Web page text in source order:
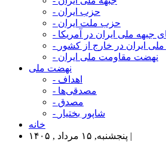
- حزب ایران
- حزب ملت ایران
جبهه ملی ایران در آمریکا
ملی ایران در خارج از کشور
- نهضت مقاومت ملی ایران
نهضت ملی
- اهداف
- مصدقی‌ها
- مصدق
- شاپور بختیار
خانه
پنجشنبه, ۱۵ مرداد , ۱۴۰۵ |